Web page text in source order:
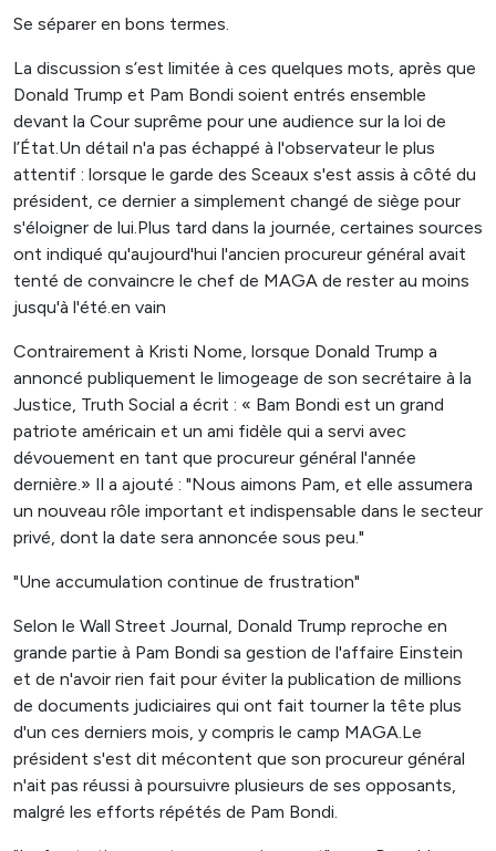
Se séparer en bons termes.
La discussion s’est limitée à ces quelques mots, après que
Donald Trump et Pam Bondi soient entrés ensemble
devant la Cour suprême pour une audience sur la loi de
l’État.Un détail n'a pas échappé à l'observateur le plus
attentif : lorsque le garde des Sceaux s'est assis à côté du
président, ce dernier a simplement changé de siège pour
s'éloigner de lui.Plus tard dans la journée, certaines sources
ont indiqué qu'aujourd'hui l'ancien procureur général avait
tenté de convaincre le chef de MAGA de rester au moins
jusqu'à l'été.en vain
Contrairement à Kristi Nome, lorsque Donald Trump a
annoncé publiquement le limogeage de son secrétaire à la
Justice, Truth Social a écrit : « Bam Bondi est un grand
patriote américain et un ami fidèle qui a servi avec
dévouement en tant que procureur général l'année
dernière.» Il a ajouté : "Nous aimons Pam, et elle assumera
un nouveau rôle important et indispensable dans le secteur
privé, dont la date sera annoncée sous peu."
"Une accumulation continue de frustration"
Selon le Wall Street Journal, Donald Trump reproche en
grande partie à Pam Bondi sa gestion de l'affaire Einstein
et de n'avoir rien fait pour éviter la publication de millions
de documents judiciaires qui ont fait tourner la tête plus
d'un ces derniers mois, y compris le camp MAGA.Le
président s'est dit mécontent que son procureur général
n'ait pas réussi à poursuivre plusieurs de ses opposants,
malgré les efforts répétés de Pam Bondi.